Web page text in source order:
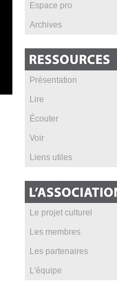
Espace pro
Archives
Présentation
Lire
Écouter
Voir
Liens utiles
Le projet culturel
Les membres
Les partenaires
L'équipe